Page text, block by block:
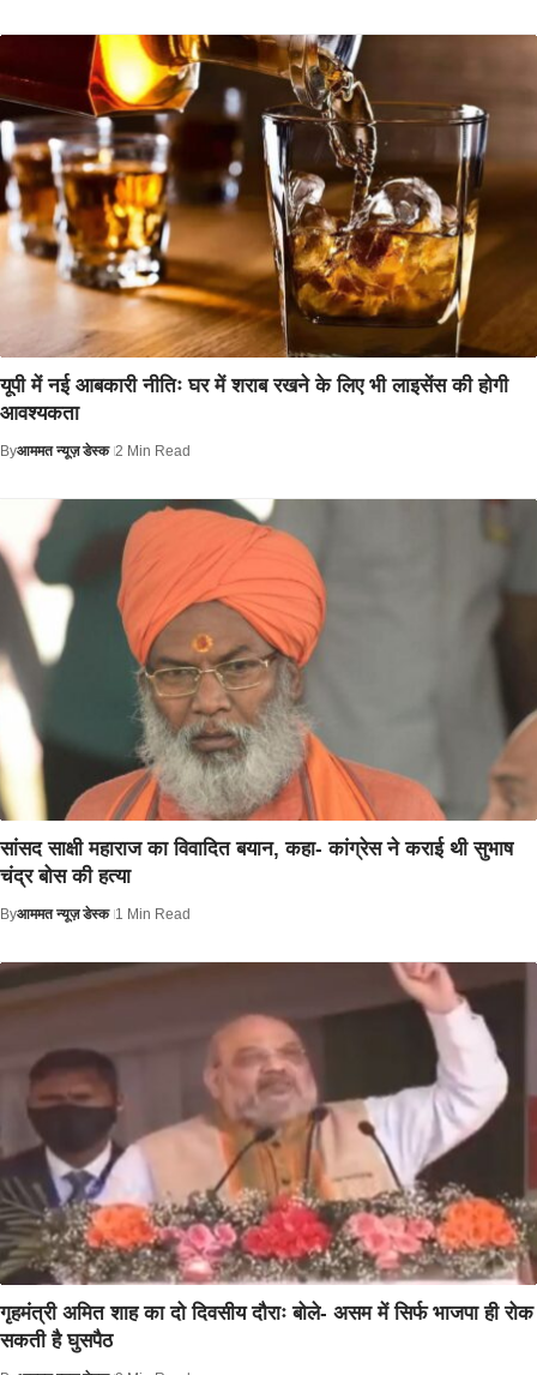
यूपी में नई आबकारी नीतिः घर में शराब रखने के लिए भी लाइसेंस की होगी
आवश्यकता
Byआममत न्यूज़ डेस्क 2 Min Read
सांसद साक्षी महाराज का विवादित बयान, कहा- कांग्रेस ने कराई थी सुभाष
चंद्र बोस की हत्या
Byआममत न्यूज़ डेस्क 1 Min Read
गृहमंत्री अमित शाह का दो दिवसीय दौराः बोले- असम में सिर्फ भाजपा ही रोक
सकती है घुसपैठ